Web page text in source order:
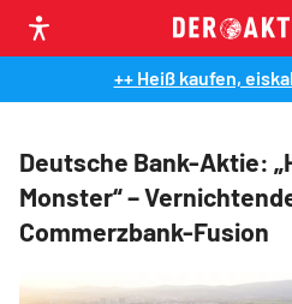
++ Heiß kaufen,
Deutsche Bank-Aktie:
Monster“ –
Commerzbank-Fusion